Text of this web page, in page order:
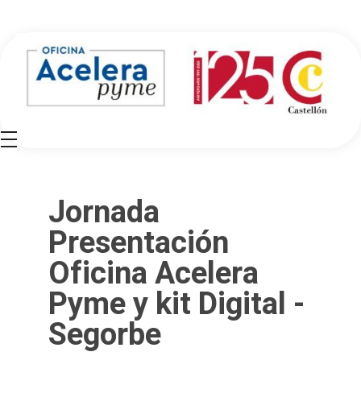
Jornada
Presentación
Oficina Acelera
Pyme y kit Digital -
Segorbe